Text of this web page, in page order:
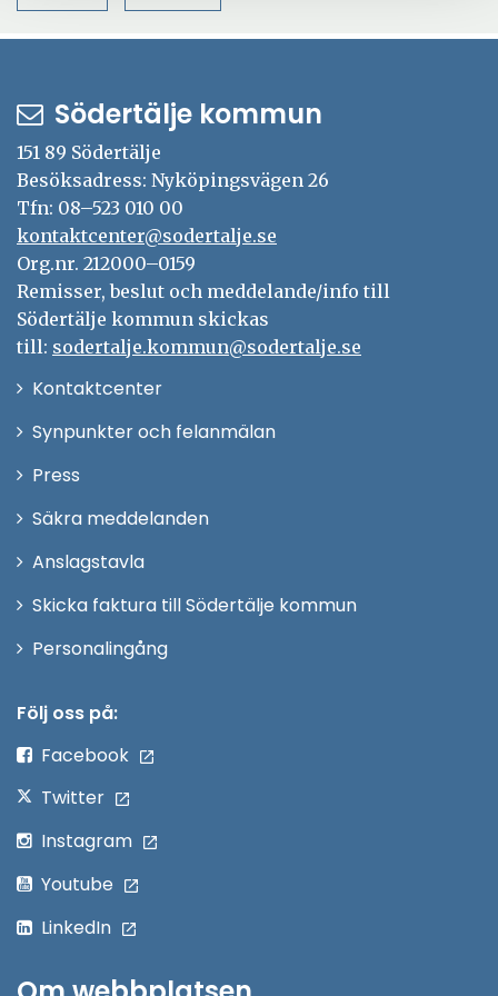
e
t
n
t
r
y
f
n
t
r
Södertälje kommun
151 89 Södertälje
Besöksadress: Nyköpingsvägen 26
Tfn: 08–523 010 00
kontaktcenter@sodertalje.se
Org.nr. 212000–0159
Remisser, beslut och meddelande/info till
Södertälje kommun skickas
till: sodertalje.kommun@sodertalje.se
KontaktcenterÖppna
Synpunkter och felanmälan
Press
fönster
Säkra meddelanden
Anslagstavla
Skicka faktura till Södertälje kommun
PersonalingångÖppna
Följ oss på:
Facebook
Twitter
Instagram
Youtube
LinkedIn